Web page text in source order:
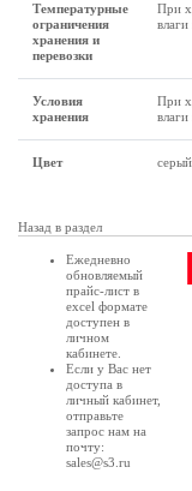
Температурные
ограничения
хранения и
перевозки
При
Условия
хранения
При
Цвет
Назад в раздел
Ежедневно
обновляемый
прайс-лист в
excel формате
доступен в
личном
кабинете
Если у Вас нет
доступа в
личный кабинет,
отправьте
запрос нам на
почту:
sales@s3.ru